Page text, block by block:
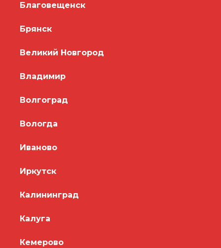
Благовещенск
Брянск
Великий Новгород
Владимир
Волгоград
Вологда
Иваново
Иркутск
Калининград
Калуга
Кемерово